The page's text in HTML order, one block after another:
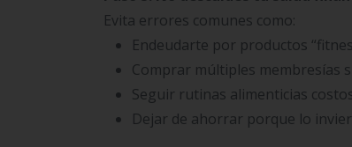
Evita errores comunes como:
Endeudarte por productos
Comprar múltiples membresías
Seguir rutinas alimenticias
Dejar de ahorrar porque lo